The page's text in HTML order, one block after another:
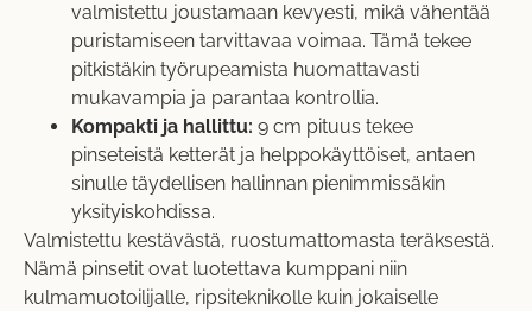
valmistettu joustamaan kevyesti, mikä vähentää
puristamiseen tarvittavaa voimaa. Tämä tekee
pitkistäkin työrupeamista huomattavasti
mukavampia ja parantaa kontrollia.
Kompakti ja hallittu: 9 cm pituus tekee
pinseteistä ketterät ja helppokäyttöiset, antaen
sinulle täydellisen hallinnan pienimmissäkin
yksityiskohdissa.
Valmistettu kestävästä, ruostumattomasta teräksestä.
Nämä pinsetit ovat luotettava kumppani niin
kulmamuotoilijalle, ripsiteknikolle kuin jokaiselle